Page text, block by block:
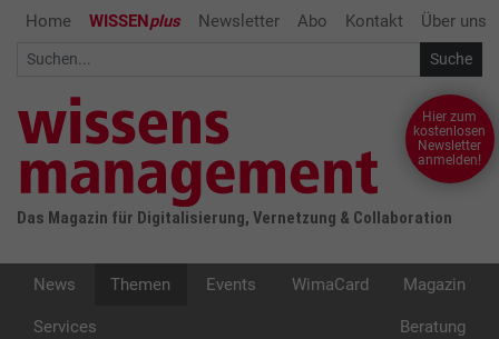
Home WISSENplus Newsletter Abo Kontakt Über uns
Das Magazin für Digitalisierung, Vernetzung & Collaboration
Hier zum
kostenlosen
Newsletter
anmelden!
News Themen Events WimaCard Magazin
Services Beratung